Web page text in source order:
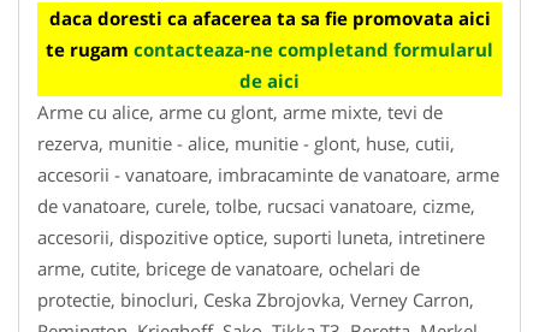
daca doresti ca afacerea ta sa fie promovata aici
te rugam contacteaza-ne completand formularul
de aici
Arme cu alice, arme cu glont, arme mixte, tevi de
rezerva, munitie - alice, munitie - glont, huse, cutii,
accesorii - vanatoare, imbracaminte de vanatoare, arme
de vanatoare, curele, tolbe, rucsaci vanatoare, cizme,
accesorii, dispozitive optice, suporti luneta, intretinere
arme, cutite, bricege de vanatoare, ochelari de
protectie, binocluri, Ceska Zbrojovka, Verney Carron,